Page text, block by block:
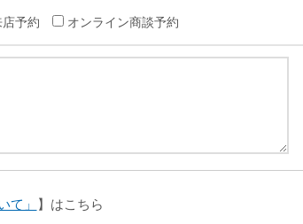
店予約 オンライン商談予約
て」 】はこちら